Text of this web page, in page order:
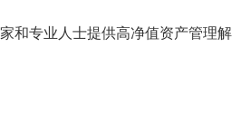
和专业人士提供高净值资产管理解